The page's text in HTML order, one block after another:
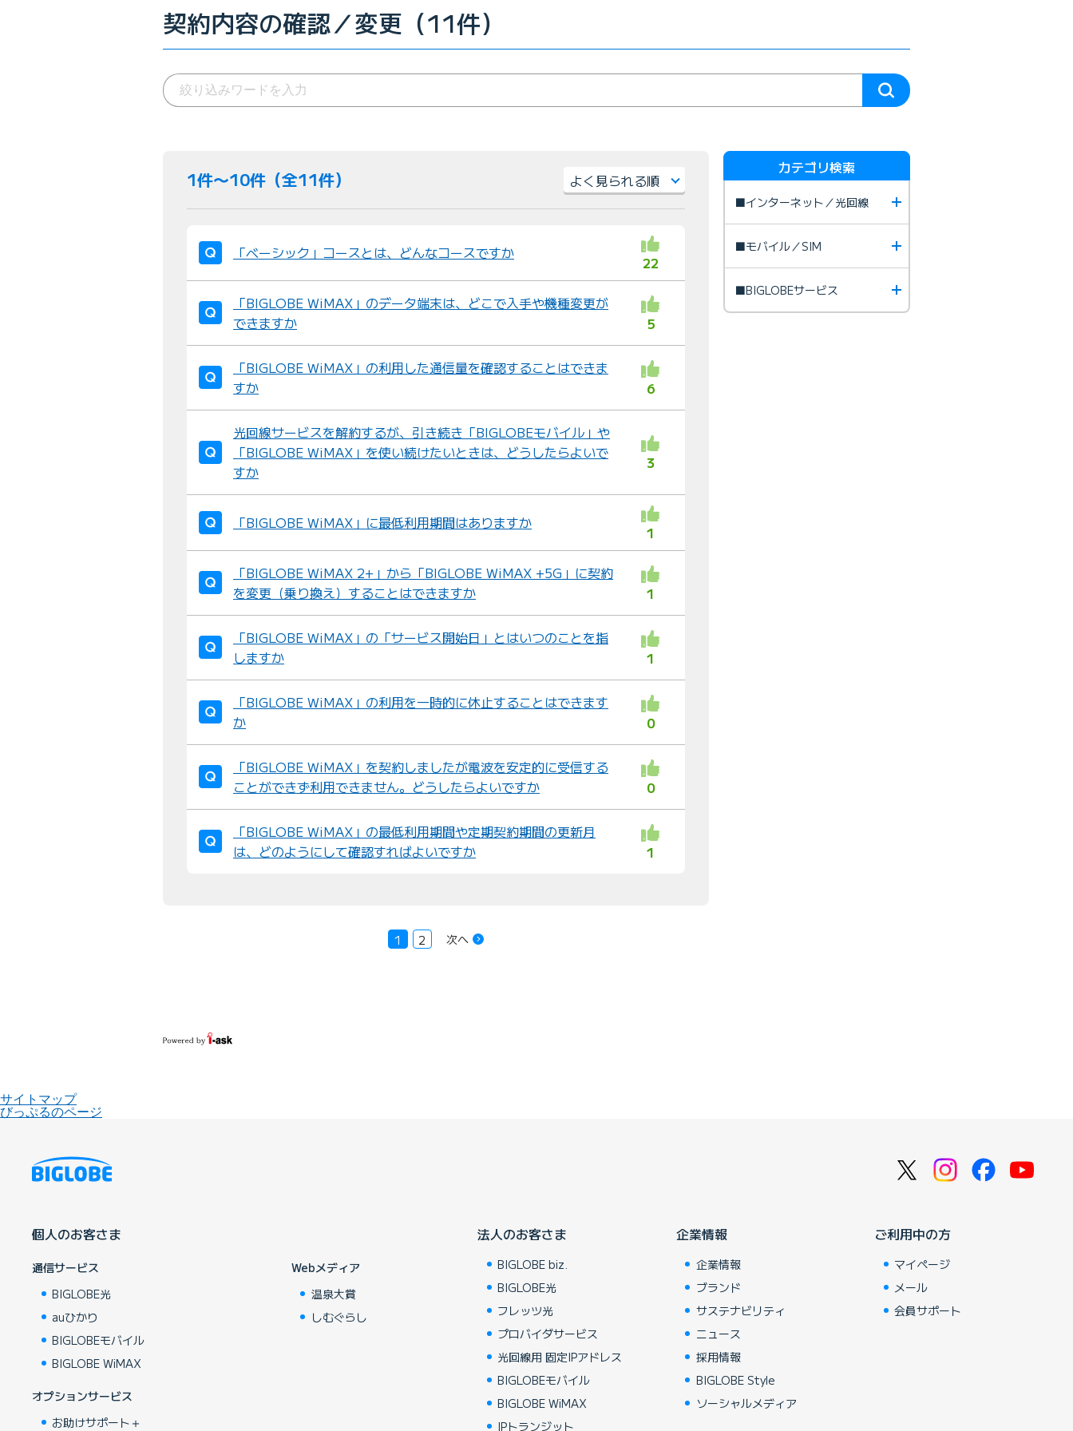
契約内容の確認／変更（11件）
1件〜10件（全11件）
並
「ベーシック」コースとは、どんなコースですか
22
「BIGLOBE WiMAX」のデータ端末は、どこで入手や機種変更が
できますか
5
「BIGLOBE WiMAX」の利用した通信量を確認することはできま
すか
6
光回線サービスを解約するが、引き続き「BIGLOBEモバイル」や
「BIGLOBE WiMAX」を使い続けたいときは、どうしたらよいで
すか
3
「BIGLOBE WiMAX」に最低利用期間はありますか
1
「BIGLOBE WiMAX 2+」から「BIGLOBE WiMAX +5G」に契約
を変更（乗り換え）することはできますか
1
「BIGLOBE WiMAX」の「サービス開始日」とはいつのことを指
しますか
1
「BIGLOBE WiMAX」の利用を一時的に休止することはできます
か
0
「BIGLOBE WiMAX」を契約しましたが電波を安定的に受信する
ことができず利用できません。どうしたらよいですか
0
「BIGLOBE WiMAX」の最低利用期間や定期契約期間の更新月
は、どのようにして確認すればよいですか
1
1 2 次へ
カテゴリ検索
■インターネット／光回線
■モバイル／SIM
■BIGLOBEサービス
サイトマップ
びっぷるのページ
個人のお客さま
通信サービス
BIGLOBE光
auひかり
BIGLOBEモバイル
BIGLOBE WiMAX
オプションサービス
お助けサポート＋
Webメディア
温泉大賞
しむぐらし
法人のお客さま
BIGLOBE biz.
BIGLOBE光
フレッツ光
プロバイダサービス
光回線用 固定IPアドレス
BIGLOBEモバイル
BIGLOBE WiMAX
IPトランジット
企業情報
企業情報
ブランド
サステナビリティ
ニュース
採用情報
BIGLOBE Style
ソーシャルメディア
ご利用中の方
マイページ
メール
会員サポート